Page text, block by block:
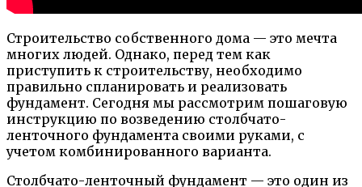
Строительство собственного дома — это мечта
многих людей. Однако, перед тем как
приступить к строительству, необходимо
правильно спланировать и реализовать
фундамент. Сегодня мы рассмотрим пошаговую
инструкцию по возведению столбчато-
ленточного фундамента своими руками, с
учетом комбинированного варианта.
Столбчато-ленточный фундамент — это один из